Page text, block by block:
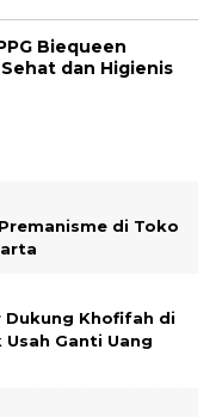
Biequeen
Sehat dan Higienis
di Toko
Dukung Khofifah di
Ganti Uang